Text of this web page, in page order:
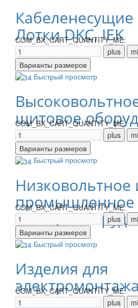
Кабеленесущие
Лотки DKC, IEK
COM_BX_CART_QUANTITY_ME:
Быстрый просмотр
щитовое
COM_BX_CART_QUANTITY_ME:
Быстрый просмотр
Низковольтное
промышленное
COM_BX_CART_QUANTITY_ME:
Быстрый просмотр
Изделия для
электромонтажа
COM_BX_CART_QUANTITY_ME: